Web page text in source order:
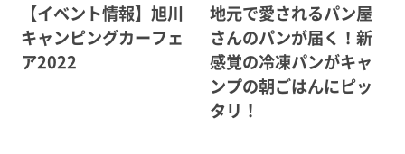
【イベント情報】旭川
キャンピングカーフェ
ア2022
地元で愛されるパン屋
さんのパンが届く！新
感覚の冷凍パンがキャ
ンプの朝ごはんにピッ
タリ！